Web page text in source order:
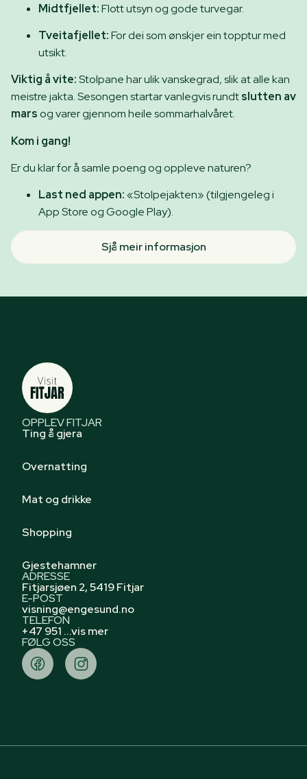
Midtfjellet:Flott utsyn og gode turvegar.
Tveitafjellet:For dei som ønskjer ein topptur med
utsikt.
Viktig å vite:Stolpane har ulik vanskegrad, slik at alle kan
meistre jakta. Sesongen startar vanlegvis rundtslutten av
mars og varer gjennom heile sommarhalvåret.
Kom i gang!
Er du klar for å samle poeng og oppleve naturen?
Last ned appen:«Stolpejakten» (tilgjengeleg i
App Store og Google Play).
Sjå meir informasjon
OPPLEV FITJAR
Ting å gjera
Overnatting
Mat og drikke
Shopping
Gjestehamner
ADRESSE
Fitjarsjøen 2, 5419 Fitjar
E-POST
visning@engesund.no
TELEFON
+47 951 ...vis mer
FØLG OSS